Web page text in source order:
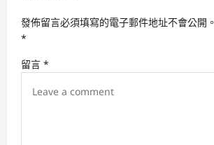
a
t
i
發佈留言必須填寫的電子郵件地址不會公開。
*
留言 *